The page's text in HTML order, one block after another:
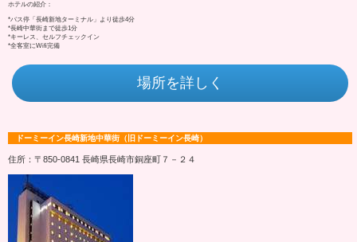
ホテルの紹介：
*バス停「長崎新地ターミナル」より徒歩4分
*長崎中華街まで徒歩1分
*キーレス、セルフチェックイン
*全客室にWifi完備
場所を詳しく
ドーミーイン長崎新地中華街（旧ドーミーイン長崎）
住所：〒850-0841 長崎県長崎市銅座町７－２４